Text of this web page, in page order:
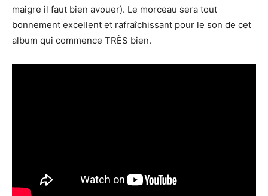
maigre il faut bien avouer). Le morceau sera tout
bonnement excellent et rafraîchissant pour le son de cet
album qui commence TRÈS bien.